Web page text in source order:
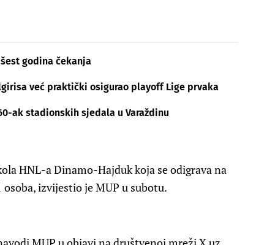
godina čekanja
već praktički osigurao playoff Lige prvaka
ak stadionskih sjedala u Varaždinu
HNL-a Dinamo-Hajduk koja se odigrava na
izvijestio je MUP u subotu.